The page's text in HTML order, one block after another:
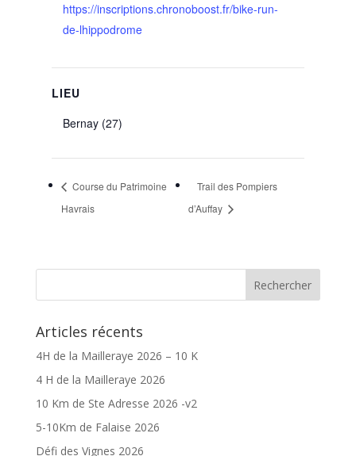
https://inscriptions.chronoboost.fr/bike-run-
de-lhippodrome
LIEU
Bernay (27)
Course du Patrimoine
Havrais
Trail des Pompiers
d’Auffay
Articles récents
4H de la Mailleraye 2026 – 10 K
4 H de la Mailleraye 2026
10 Km de Ste Adresse 2026 -v2
5-10Km de Falaise 2026
Défi des Vignes 2026